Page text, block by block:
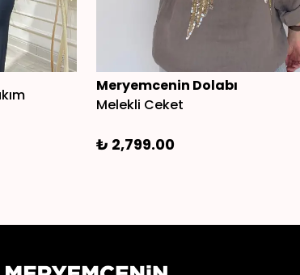
Meryemcenin Dolabı
Melekli Ceket
₺ 2,799.00